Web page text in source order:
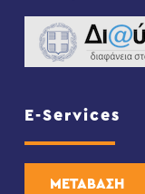
E-Services
ΜΕΤΑΒΑΣΗ